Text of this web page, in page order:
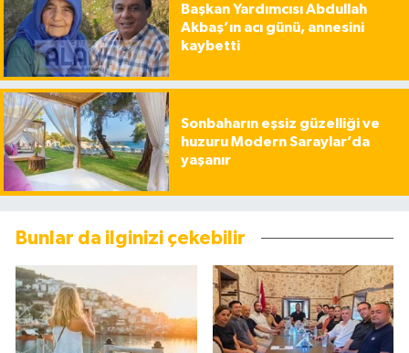
Başkan Yardımcısı Abdullah
Akbaş’ın acı günü, annesini
kaybetti
Sonbaharın eşsiz güzelliği ve
huzuru Modern Saraylar’da
yaşanır
Bunlar da ilginizi çekebilir